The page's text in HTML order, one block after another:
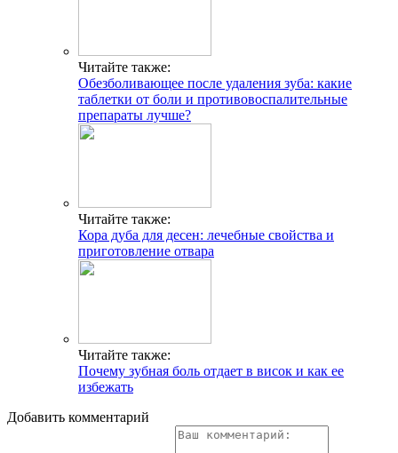
Читайте также:
Обезболивающее после удаления зуба: какие
таблетки от боли и противовоспалительные
препараты лучше?
Читайте также:
Кора дуба для десен: лечебные свойства и
приготовление отвара
Читайте также:
Почему зубная боль отдает в висок и как ее
избежать
Добавить комментарий